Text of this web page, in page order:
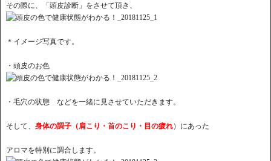
その際に、「頭皮診断」をさせて頂き、
＊イメージ写真です。
・頭皮のお色
・毛穴の状態 などを一緒に見させていただきます。
そして、 身体の調子（肩こり・首のこり・目の疲れ）にあった
アロマを特別に調合します。